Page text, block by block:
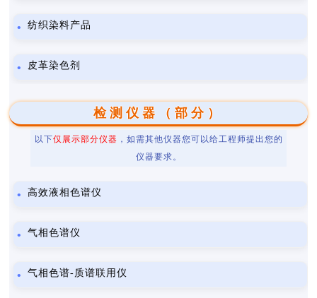
纺织染料产品
皮革染色剂
检测仪器（部分）
以下仅展示部分仪器 ，如需其他仪器您可以给工程师提出您的
仪器要求。
高效液相色谱仪
气相色谱仪
气相色谱-质谱联用仪